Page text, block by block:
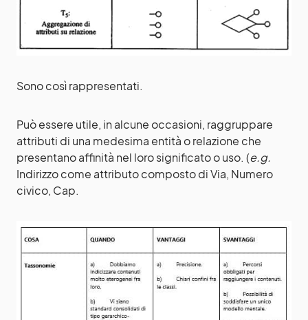
Sono così rappresentati.
Può essere utile, in alcune occasioni, raggruppare
attributi di una medesima entità o relazione che
presentano affinità nel loro significato o uso. (e.g.
Indirizzo come attributo composto di Via, Numero
civico, Cap.